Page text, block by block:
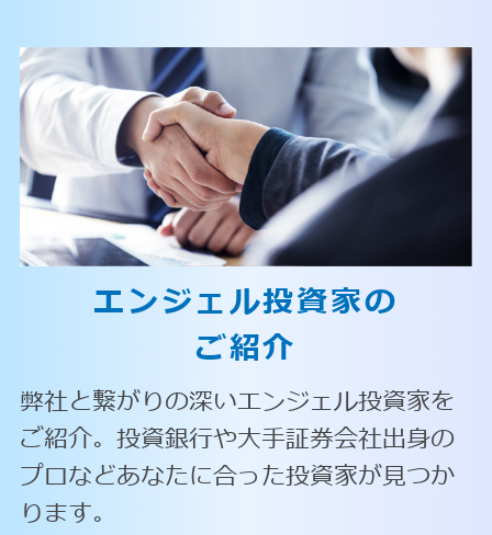
エンジェル投資家の
ご紹介
弊社と繋がりの深いエンジェル投資家を
ご紹介。投資銀行や大手証券会社出身の
プロなどあなたに合った投資家が見つか
ります。